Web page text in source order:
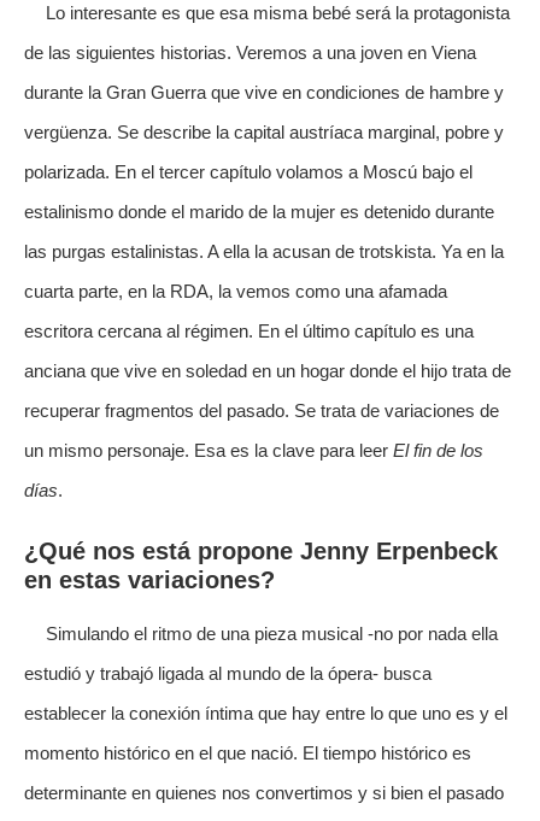
Lo interesante es que esa misma bebé será la protagonista
de las siguientes historias. Veremos a una joven en Viena
durante la Gran Guerra que vive en condiciones de hambre y
vergüenza. Se describe la capital austríaca marginal, pobre y
polarizada. En el tercer capítulo volamos a Moscú bajo el
estalinismo donde el marido de la mujer es detenido durante
las purgas estalinistas. A ella la acusan de trotskista. Ya en la
cuarta parte, en la RDA, la vemos como una afamada
escritora cercana al régimen. En el último capítulo es una
anciana que vive en soledad en un hogar donde el hijo trata de
recuperar fragmentos del pasado. Se trata de variaciones de
un mismo personaje. Esa es la clave para leer El fin de los
días.
¿Qué nos está propone Jenny Erpenbeck
en estas variaciones?
Simulando el ritmo de una pieza musical -no por nada ella
estudió y trabajó ligada al mundo de la ópera- busca
establecer la conexión íntima que hay entre lo que uno es y el
momento histórico en el que nació. El tiempo histórico es
determinante en quienes nos convertimos y si bien el pasado